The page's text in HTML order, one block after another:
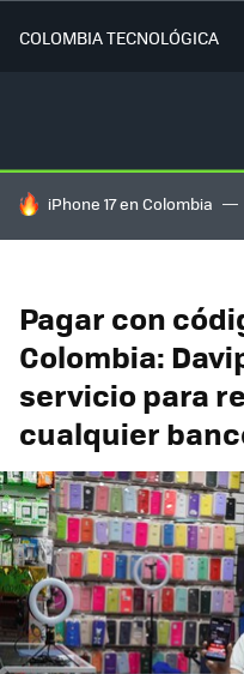
COLOMBIA TECNOLÓGICA
HOY SE HABLA DE
iPhone 17 en Colombia
Pagar con
Colombia:
servicio para
cualquier